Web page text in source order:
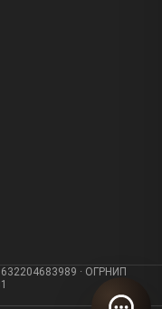
· ОГРНИП